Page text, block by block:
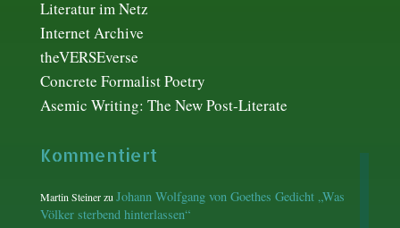
Literatur im Netz
Internet Archive
theVERSEverse
Concrete Formalist Poetry
Asemic Writing: The New Post-Literate
Kommentiert
Martin SteinerzuJohann Wolfgang von Goethes Gedicht „Was
Völker sterbend hinterlassen“